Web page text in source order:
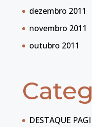
dezembro 2011
novembro 2011
outubro 2011
DESTAQUE